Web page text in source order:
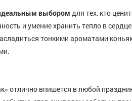
выбором для тех, кто
и умение хранить тепло в
тонкими ароматами
отлично впишется в любой